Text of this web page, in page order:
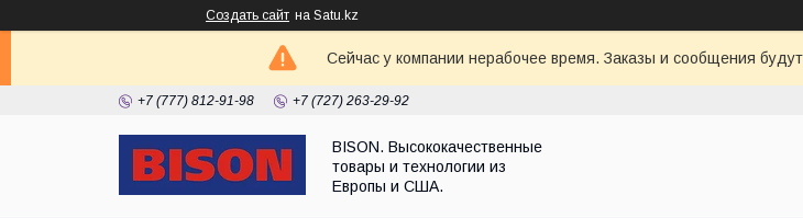
Создать сайт на Satu.kz
Сейчас у компании нерабочее время. Заказы и сообщения
+7 (777) 812-91-98 +7 (727) 263-29-92
BISON. Высококачественные
товары и технологии из
Европы и США.